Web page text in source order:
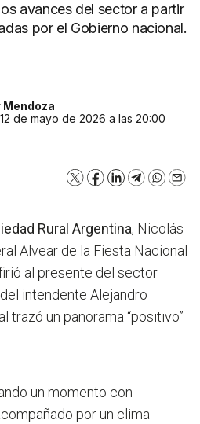
avances del sector a partir
por el Gobierno nacional.
Mendoza
de mayo de 2026 a las 20:00
X Facebook
LinkedInTelegram
Rural Argentina, Nicolás
Alvear de la Fiesta Nacional
al presente del sector
intendente Alejandro
trazó un panorama “positivo”
un momento con
por un clima